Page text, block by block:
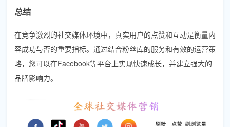
总结
在竞争激烈的社交媒体环境中，真实用户的点赞和互动是衡量内
容成功与否的重要指标。通过结合粉丝库的服务和有效的运营策
略，您可以在Facebook等平台上实现快速成长，并建立强大的
品牌影响力。